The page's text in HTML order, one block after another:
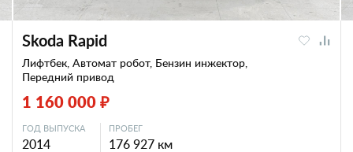
Skoda Rapid
Лифтбек, Автомат робот, Бензин инжектор,
Передний привод
1 160 000 ₽
ГОД ВЫПУСКА
2014
ПРОБЕГ
176 927 км